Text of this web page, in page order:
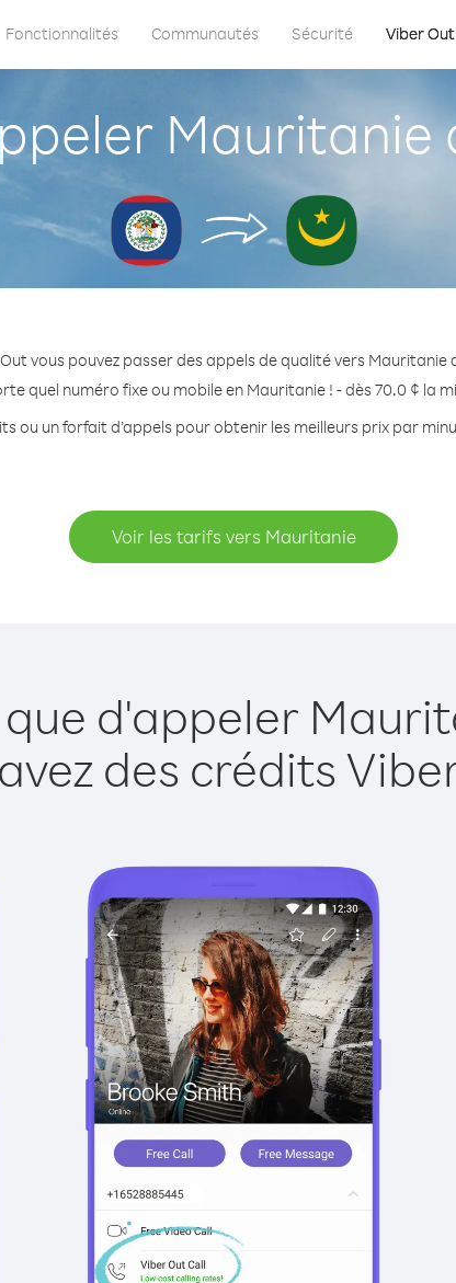
Fonctionnalités Communautés Sécurité Viber Out
Mauritanie
vous pouvez passer des appels de qualité vers Mauritanie
quel numéro fixe ou mobile en Mauritanie ! - dès 70.0 ¢ la
ou un forfait d’appels pour obtenir les meilleurs prix par
Voir les tarifs vers Mauritanie
d'appeler
des crédits